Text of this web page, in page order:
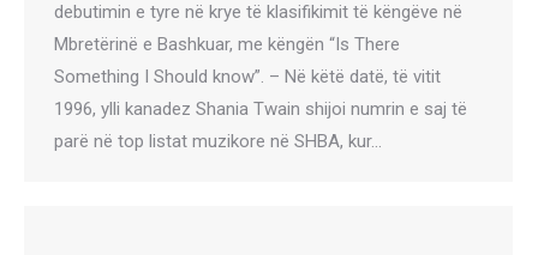
debutimin e tyre në krye të klasifikimit të këngëve në
Mbretërinë e Bashkuar, me këngën “Is There
Something I Should know”. – Në këtë datë, të vitit
1996, ylli kanadez Shania Twain shijoi numrin e saj të
parë në top listat muzikore në SHBA, kur…